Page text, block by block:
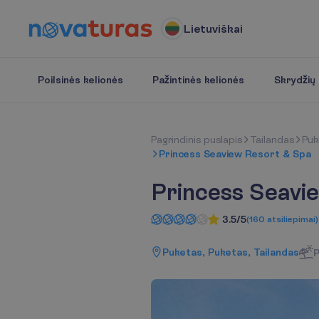
Lietuviškai
Poilsinės kelionės Pažintinės kelionės Skrydžių
Pagrindinis puslapis Tailandas
Princess Seaview Resort & Spa
Princess
3.5/5(160 atsiliepimai)
Puketas, Puketas, Tailandas